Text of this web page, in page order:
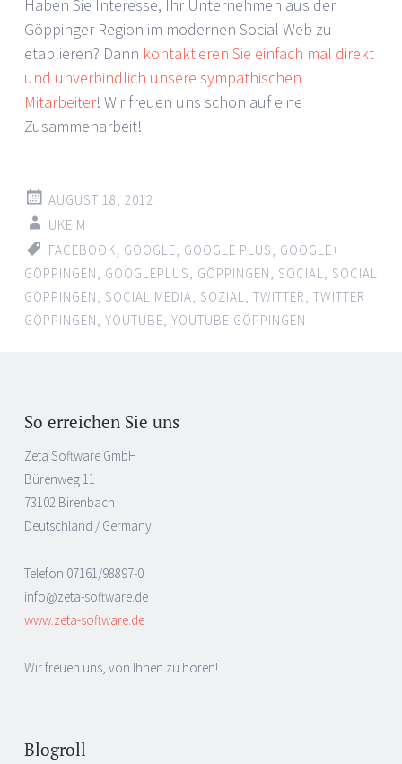
Haben Sie Interesse, Ihr Unternehmen aus der
Göppinger Region im modernen Social Web zu
etablieren? Dann kontaktieren Sie einfach mal direkt
und unverbindlich unsere sympathischen
Mitarbeiter! Wir freuen uns schon auf eine
Zusammenarbeit!
AUGUST 18, 2012
UKEIM
FACEBOOK
GOOGLE GOOGLE PLUS
GOOGLE+
GÖPPINGEN
GOOGLEPLUS GÖPPINGEN SOCIAL
SOCIAL
GÖPPINGEN
SOCIAL MEDIA SOZIAL TWITTER TWITTER
GÖPPINGEN YOUTUBE YOUTUBE GÖPPINGEN
So erreichen Sie uns
Zeta Software GmbH
Bürenweg 11
73102 Birenbach
Deutschland / Germany
Telefon 07161/98897-0
info@zeta-software.de
www.zeta-software.de
Wir freuen uns, von Ihnen zu hören!
Blogroll